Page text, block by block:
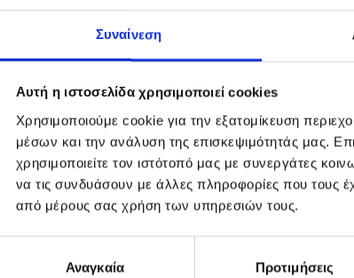
Συναίνεση
Αυτή η ιστοσελίδα χρησιμοποιεί cookies
Χρησιμοποιούμε cookie για την εξατομίκευση
μέσων και την ανάλυση της επισκεψιμότητάς μας.
χρησιμοποιείτε τον ιστότοπό μας με συνεργάτες
να τις συνδυάσουν με άλλες πληροφορίες που τους
από μέρους σας χρήση των υπηρεσιών τους.
συγκατάθεσηςΑναγκαία Προτιμήσεις